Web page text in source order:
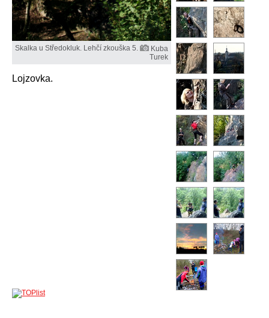
Skalka u Středokluk. Lehčí zkouška 5.
Kuba
Turek
Lojzovka.